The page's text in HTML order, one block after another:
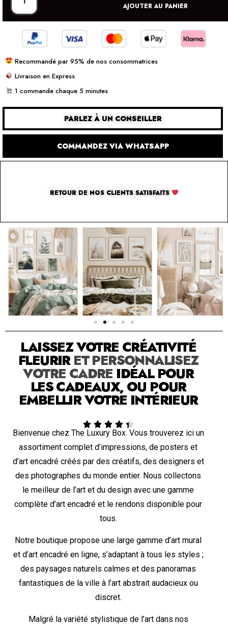
AJOUTER AU PANIER
Recommandé par 95% de nos consommatrices
Livraison en Express
1 commande chaque 5 minutes
PARLEZ À UN CONSEILLER
COMMANDEZ VIA WHATSAPP
RETOUR DE NOS CLIENTS SATISFAITS
SOLUTION PAR THE LUXURY BOX & CO
LAISSEZ VOTRE CRÉATIVITÉ
FLEURIRET PERSONNALISEZ
VOTRE CADRE IDÉAL POUR
LES CADEAUX, OU POUR
EMBELLIR VOTRE INTÉRIEUR
    
Bienvenue chez The Luxury Box. Vous trouverez ici un
assortiment complet d’impressions, de posters et
d’art encadré créés par des créatifs, des designers et
des photographes du monde entier. Nous collectons
le meilleur de l’art et du design avec une gamme
complète d’art encadré et le rendons disponible pour
tous.
Notre boutique propose une large gamme d’art mural
et d’art encadré en ligne, s’adaptant à tous les styles ;
des paysages naturels calmes et des panoramas
fantastiques de la ville à l’art abstrait audacieux ou
discret.
Malgré la variété stylistique de l’art dans nos